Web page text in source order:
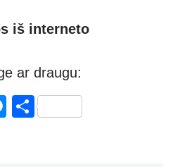
iš interneto
ar draugu:
M S